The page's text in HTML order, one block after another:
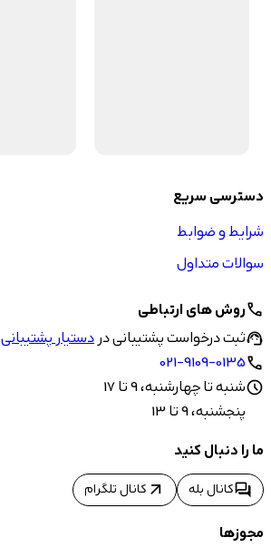
دسترسی سریع
شرایط و ضوابط
سوالات متداول
callروش های ارتباطی
support_agentثبت درخواست پشتیبانی دردستیار پشتیبانی
call
021-9109-0135
scheduleشنبه تا چهارشنبه، 9 تا 17
پنجشنبه، 9 تا 13
ما را دنبال کنید
forumکانال بله arrow_outward کانال تلگرام
مجوزها